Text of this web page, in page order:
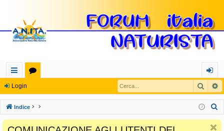
oll
eg
a
u
m
og
in
Login Cerca
Indice